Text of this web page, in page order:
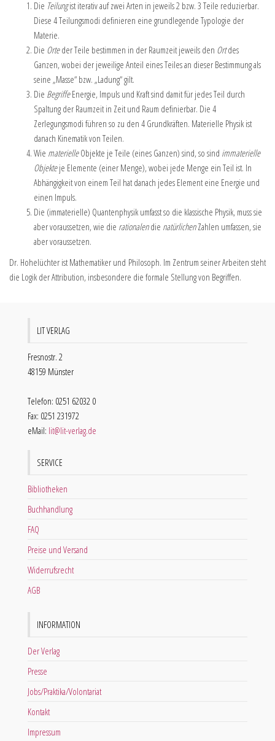
Die Teilungist iterativ auf zwei Arten in jeweils 2 bzw. 3 Teile reduzierbar.
Diese 4 Teilungsmodi definieren eine grundlegende Typologie der
Materie.
Die Orteder Teile bestimmen in der Raumzeit jeweils den Ortdes
Ganzen, wobei der jeweilige Anteil eines Teiles an dieser Bestimmung als
seine „Masse“ bzw. „Ladung“ gilt.
Die BegriffeEnergie, Impuls und Kraft sind damit für jedes Teil durch
Spaltung der Raumzeit in Zeit und Raum definierbar. Die 4
Zerlegungsmodi führen so zu den 4 Grundkräften. Materielle Physik ist
danach Kinematik von Teilen.
Wie materielleObjekte je Teile (eines Ganzen) sind, so sind immaterielle
Objekteje Elemente (einer Menge), wobei jede Menge ein Teil ist. In
Abhängigkeit von einem Teil hat danach jedes Element eine Energie und
einen Impuls.
Die (immaterielle) Quantenphysik umfasst so die klassische Physik, muss sie
aber voraussetzen, wie die rationalendie natürlichenZahlen umfassen, sie
aber voraussetzen.
Dr. Hohelüchter ist Mathematiker und Philosoph. Im Zentrum seiner Arbeiten steht
die Logik der Attribution, insbesondere die formale Stellung von Begriffen.
LIT VERLAG
Fresnostr. 2
48159 Münster
Telefon: 0251 62032 0
Fax: 0251 231972
eMail: lit@lit-verlag.de
SERVICE
Bibliotheken
Buchhandlung
FAQ
Preise und Versand
Widerrufsrecht
AGB
INFORMATION
Der Verlag
Presse
Jobs/Praktika/Volontariat
Kontakt
Impressum